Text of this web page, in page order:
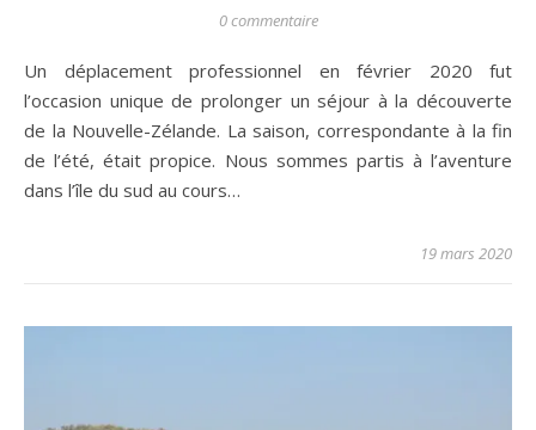
0 commentaire
Un déplacement professionnel en février 2020 fut
l’occasion unique de prolonger un séjour à la découverte
de la Nouvelle-Zélande. La saison, correspondante à la fin
de l’été, était propice. Nous sommes partis à l’aventure
dans l’île du sud au cours…
19 mars 2020